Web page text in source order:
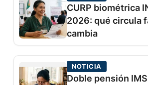
CURP biométrica
2026: qué circula
cambia
NOTICIA
Doble pensión